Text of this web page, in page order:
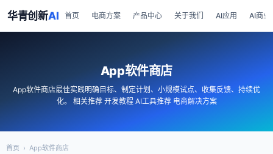
华青创新AI 首页 电商方案 产品中心 关于我们 AI应用 AI商业
App软件商店
App软件商店最佳实践明确目标、制定计划、小规模试点、收集反馈、持续优
化。 相关推荐 开发教程 AI工具推荐 电商解决方案
首页 › App软件商店